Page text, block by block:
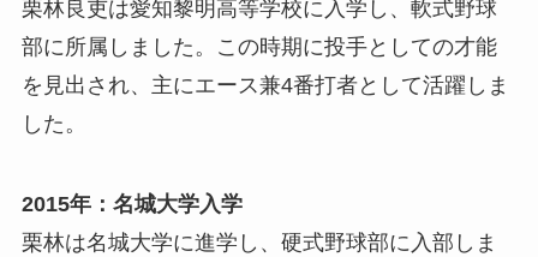
栗林良吏は愛知黎明高等学校に入学し、軟式野球
部に所属しました。この時期に投手としての才能
を見出され、主にエース兼4番打者として活躍しま
した。
2015年：名城大学入学
栗林は名城大学に進学し、硬式野球部に入部しま